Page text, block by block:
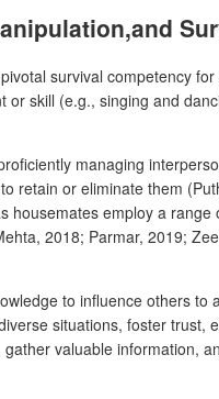
survival competency
skill (e.g., singing and
managing
retain or eliminate them
employ a
2018; Parmar, 2019;
to influence others
situations, foster
valuable